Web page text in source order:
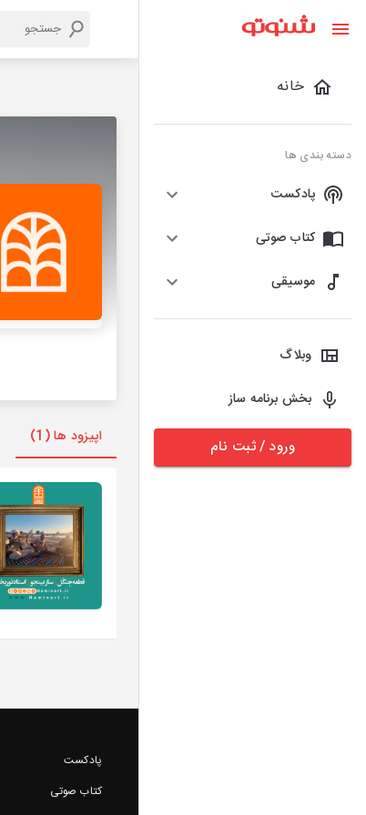
خانه
دسته بندی ها
پادکست
کتاب صوتی
موسیقی
وبلاگ
بخش برنامه ساز
ورود / ثبت نام اپیزود ها (1)
پادکست
کتاب صوتی